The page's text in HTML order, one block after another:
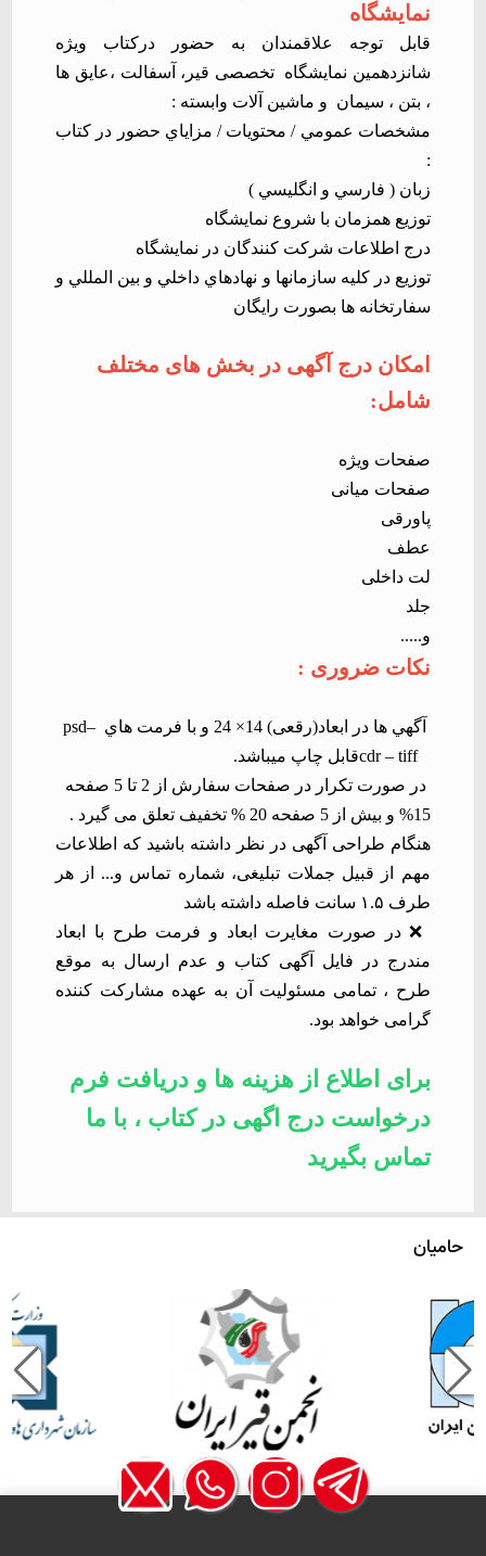
نمایشگاه
قابل توجه علاقمندان به حضور درکتاب ویژه
شانزدهمین نمايشگاه تخصصی قیر، آسفالت ،عایق ها
، بتن ، سیمان و ماشین آلات وابسته :
مشخصات عمومي / محتويات / مزاياي حضور در كتاب
:
زبان ( فارسي و انگليسي )
توزيع همزمان با شروع نمايشگاه
درج اطلاعات شركت كنندگان در نمايشگاه
توزيع در كليه سازمان­ها و نهاد­هاي داخلي و بين ­المللي و
سفارتخانه­ ها بصورت رايگان
امکان درج آگهی در بخش های مختلف
شامل:
صفحات ویژه
صفحات میانی
پاورقی
عطف
لت داخلی
جلد
و.....
نکات ضروری :
آگهي ها در ابعاد(رقعی) 14× 24 و با فرمت هاي
psd–
cdr – tiffقابل چاپ مي­باشد.
در صورت تكرار در صفحات سفارش از 2 تا 5 صفحه
15% و بيش از 5 صفحه 20 % تخفيف تعلق می گیرد
.
هنگام طراحی آگهی در نظر داشته باشید که اطلاعات
مهم از قبیل جملات تبلیغی، شماره تماس و... از هر
طرف ۱.۵ سانت فاصله داشته باشد
❌️ در صورت مغایرت ابعاد و فرمت طرح با ابعاد
مندرج در فایل آگهی کتاب و عدم ارسال به موقع
طرح ، تمامی مسئوليت آن به عهده مشارکت کننده
گرامی خواهد بود.
برای اطلاع از هزینه ها و دریافت فرم
درخواست درج اگهی در کتاب ، با ما
تماس بگیرید
حامیان